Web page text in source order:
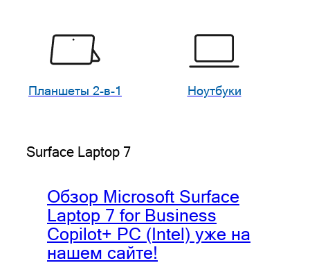
Планшеты 2-в-1 Ноутбуки
Surface Laptop 7
Обзор Microsoft Surface
Laptop 7 for Business
Copilot+ PC (Intel) уже на
нашем сайте!